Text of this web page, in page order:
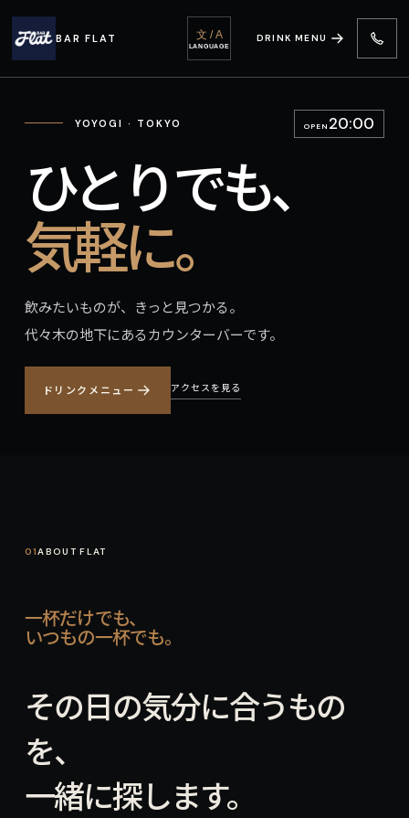
BAR FLAT DRINK MENU
文 / A
LANGUAGE
YOYOGI · TOKYO OPEN 20:00
ひとりでも、
気軽に。
飲みたいものが、きっと見つかる。
代々木の地下にあるカウンターバーです。
ドリンクメニュー アクセスを見る
01ABOUT FLAT
一杯だけでも、
いつもの一杯でも。
その日の気分に合うもの
を、
一緒に探します。